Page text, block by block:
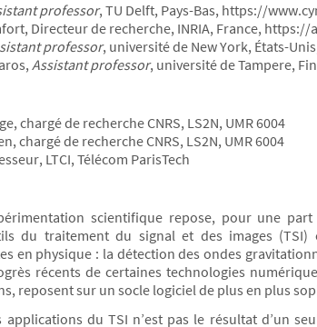
professor, TU Delft, Pays-Bas, https://
Directeur de recherche, INRIA, France,
professor, université de New York, États-
Assistant professor, université de Tampere,
chargé de recherche CNRS, LS2N, UMR 6004
chargé de recherche CNRS, LS2N, UMR 6004
LTCI, Télécom ParisTech
scientifique repose, pour une
du traitement du signal et des images
en physique : la détection des ondes
récents de certaines technologies
reposent sur un socle logiciel de plus en plus
applications du TSI n’est pas le résultat d’un